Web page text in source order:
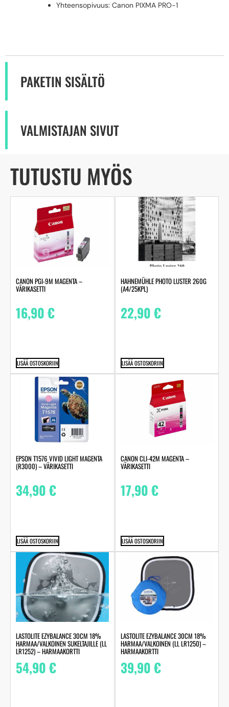
Yhteensopivuus: Canon PIXMA PRO-1
PAKETIN SISÄLTÖ
VALMISTAJAN SIVUT
TUTUSTU MYÖS
CANON PGI-9M MAGENTA –
VÄRIKASETTI
16,90€
LISÄÄ OSTOSKORIIN
HAHNEMÜHLE PHOTO LUSTER 260G
(A4/25KPL)
22,90€
LISÄÄ OSTOSKORIIN
EPSON T1576 VIVID LIGHT MAGENTA
(R3000) – VÄRIKASETTI
34,90€
LISÄÄ OSTOSKORIIN
CANON CLI-42M MAGENTA –
VÄRIKASETTI
17,90€
LISÄÄ OSTOSKORIIN
LASTOLITE EZYBALANCE 30CM 18%
HARMAA/VALKOINEN SUKELTAJILLE (LL
LR1252) – HARMAAKORTTI
54,90€
LASTOLITE EZYBALANCE 30CM 18%
HARMAA/VALKOINEN (LL LR1250) –
HARMAAKORTTI
39,90€